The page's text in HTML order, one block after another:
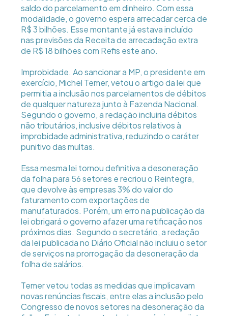
saldo do parcelamento em dinheiro. Com essa
modalidade, o governo espera arrecadar cerca de
R$ 3 bilhões. Esse montante já estava incluído
nas previsões da Receita de arrecadação extra
de R$ 18 bilhões com Refis este ano.
Improbidade. Ao sancionar a MP, o presidente em
exercício, Michel Temer, vetou o artigo da lei que
permitia a inclusão nos parcelamentos de débitos
de qualquer natureza junto à Fazenda Nacional.
Segundo o governo, a redação incluiria débitos
não tributários, inclusive débitos relativos à
improbidade administrativa, reduzindo o caráter
punitivo das multas.
Essa mesma lei tornou definitiva a desoneração
da folha para 56 setores e recriou o Reintegra,
que devolve às empresas 3% do valor do
faturamento com exportações de
manufaturados. Porém, um erro na publicação da
lei obrigará o governo afazer uma retificação nos
próximos dias. Segundo o secretário, a redação
da lei publicada no Diário Oficial não incluiu o setor
de serviços na prorrogação da desoneração da
folha de salários.
Temer vetou todas as medidas que implicavam
novas renúncias fiscais, entre elas a inclusão pelo
Congresso de novos setores na desoneração da